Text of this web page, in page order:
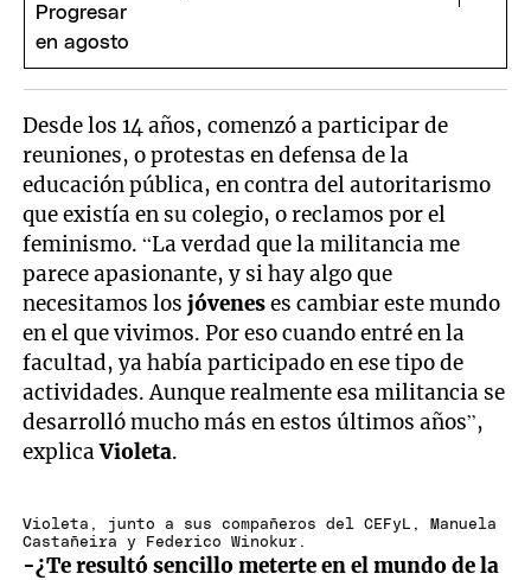
Desde los 14 años, comenzó a participar de
reuniones, o protestas en defensa de la
educación pública, en contra del autoritarismo
que existía en su colegio, o reclamos por el
feminismo. “La verdad que la militancia me
parece apasionante, y si hay algo que
necesitamos losjóveneses cambiar este mundo
en el que vivimos. Por eso cuando entré en la
facultad, ya había participado en ese tipo de
actividades. Aunque realmente esa militancia se
desarrolló mucho más en estos últimos años”,
explicaVioleta.
Violeta, junto a sus compañeros del CEFyL, Manuela
Castañeira y Federico Winokur.
-¿Te resultó sencillo meterte en el mundo de la